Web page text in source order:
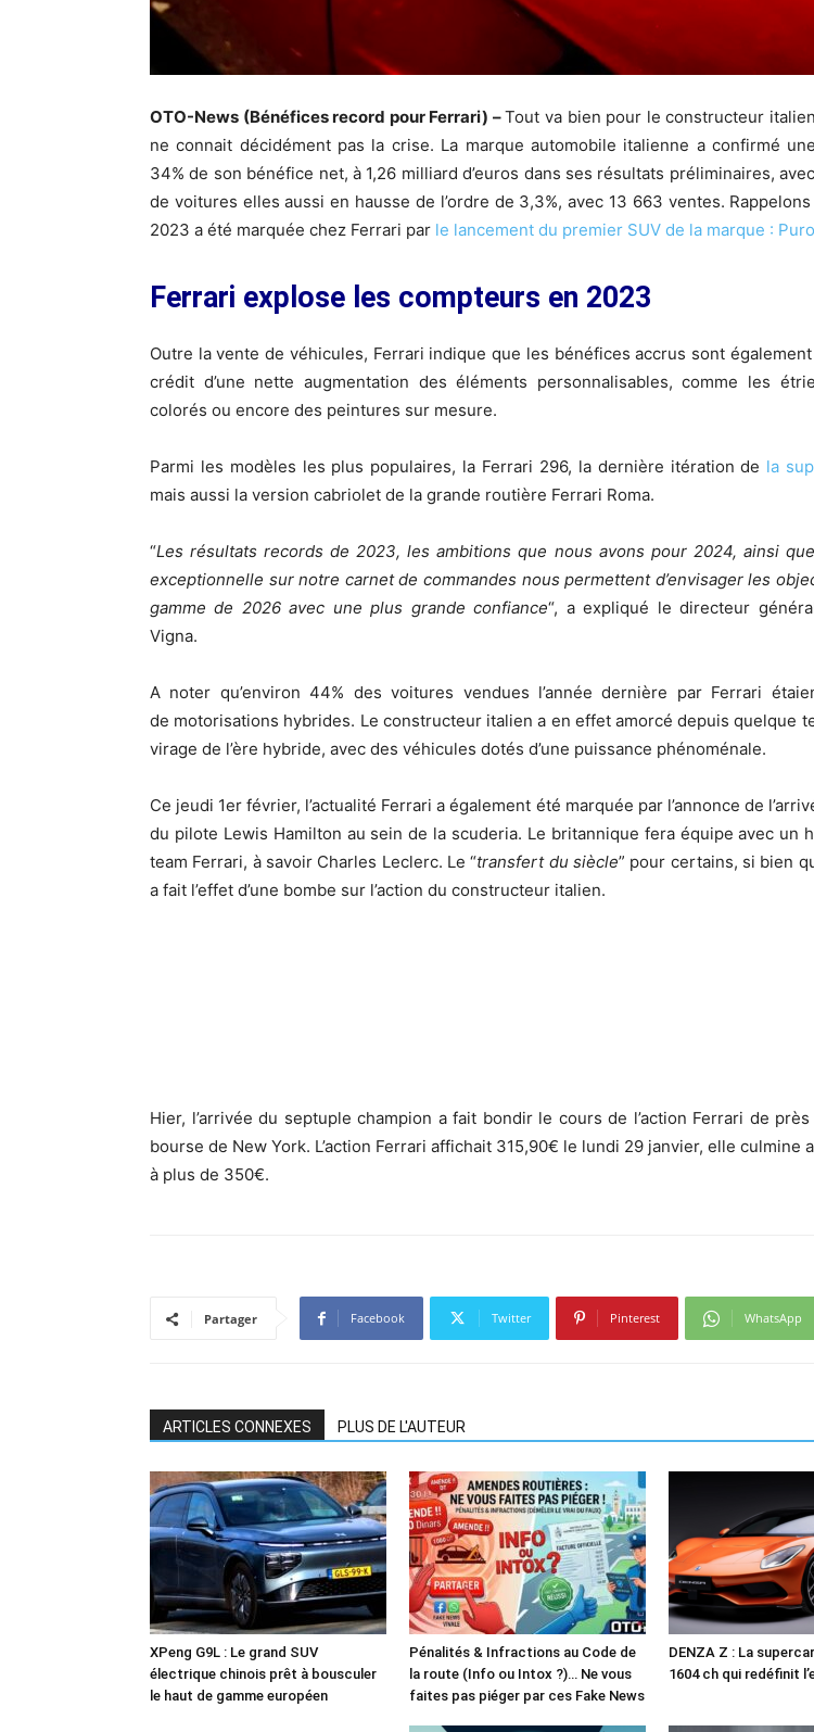
OTO-News (Bénéfices record pour Ferrari) –Tout va bien pour le constructeur
ne connait décidément pas la crise. La marque automobile italienne a confirmé
34% de son bénéfice net, à 1,26 milliard d’euros dans ses résultats préliminaires,
de voitures elles aussi en hausse de l’ordre de 3,3%, avec 13 663 ventes. Rappelons
2023 a été marquée chez Ferrari par le lancement du premier SUV de la marque :
Ferrari explose les compteurs en 2023
Outre la vente de véhicules, Ferrari indique que les bénéfices accrus sont
crédit d’une nette augmentation des éléments personnalisables, comme les
colorés ou encore des peintures sur mesure.
Parmi les modèles les plus populaires, la Ferrari 296, la dernière itération de la
mais aussi la version cabriolet de la grande routière Ferrari Roma.
“Les résultats records de 2023, les ambitions que nous avons pour 2024, ainsi
exceptionnelle sur notre carnet de commandes nous permettent d’envisager les
gamme de 2026 avec une plus grande confiance“, a expliqué le directeur
Vigna.
A noter qu’environ 44% des voitures vendues l’année dernière par Ferrari
de motorisations hybrides. Le constructeur italien a en effet amorcé depuis quelque
virage de l’ère hybride, avec des véhicules dotés d’une puissance phénoménale.
Ce jeudi 1er février, l’actualité Ferrari a également été marquée par l’annonce de
du pilote Lewis Hamilton au sein de la scuderia. Le britannique fera équipe avec un
team Ferrari, à savoir Charles Leclerc. Le “transfert du siècle” pour certains, si bien
a fait l’effet d’une bombe sur l’action du constructeur italien.
Hier, l’arrivée du septuple champion a fait bondir le cours de l’action Ferrari de près
bourse de New York. L’action Ferrari affichait 315,90€ le lundi 29 janvier, elle culmine
à plus de 350€.
Partager Facebook Twitter Pinterest WhatsApp
ARTICLES CONNEXES PLUS DE L'AUTEUR
XPeng G9L : Le grand SUV
électrique chinois prêt à bousculer
le haut de gamme européen
Pénalités & Infractions au Code de
la route (Info ou Intox ?)… Ne vous
faites pas piéger par ces Fake News
DENZA Z : La
1604 ch qui redéfinit